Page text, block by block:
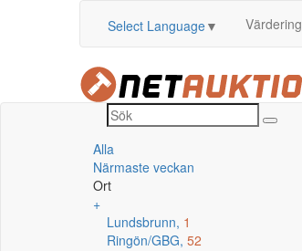
Select Language▼ Värdering
Alla
Närmaste veckan
Ort
+
Lundsbrunn, 1
Ringön/GBG, 52